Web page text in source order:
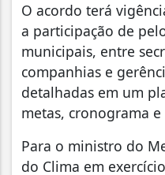
O acordo terá
a participação de
municipais, entre
companhias e
detalhadas em um
metas, cronograma
Para o ministro do
do Clima em